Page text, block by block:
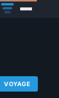
VOYAGE